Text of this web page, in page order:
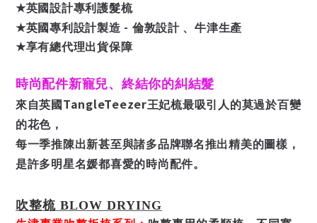
★英國設計專利護髮梳
★英國專利設計製造 - 倫敦設計 、牛津生產
★享有總代理出貨保障
時尚配件新寵兒、終結你的糾結髮
來自英國 TangleTeezer王妃梳最吸引人的莫過於百變
的花色，
每一季推陳出新甚至與諸多品牌聯名推出精美的圖樣，
是許多明星名媛都喜愛的時尚配件。
吹整梳 BLOW DRYING